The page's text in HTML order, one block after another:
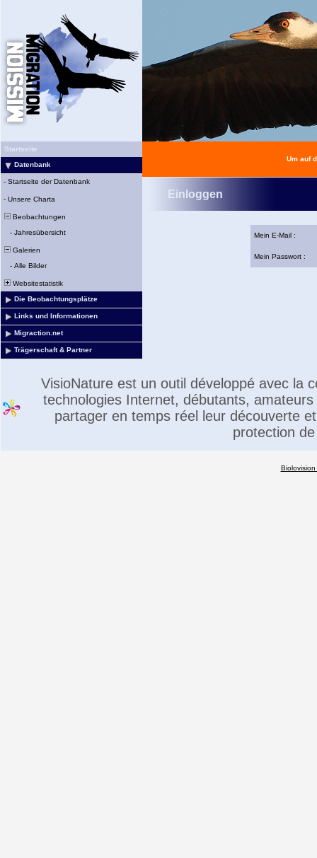
Startseite
Datenbank
- Startseite der Datenbank
- Unsere Charta
Beobachtungen
- Jahresübersicht
Galerien
- Alle Bilder
Websitestatistik
Die Beobachtungsplätze
Links und Informationen
Migraction.net
Trägerschaft & Partner
Um auf
Einloggen
Mein E-Mail :
Mein Passwort :
VisioNature est un outil développé avec la
technologies Internet, débutants,
partager en temps réel leur découverte
protection
Biolovision